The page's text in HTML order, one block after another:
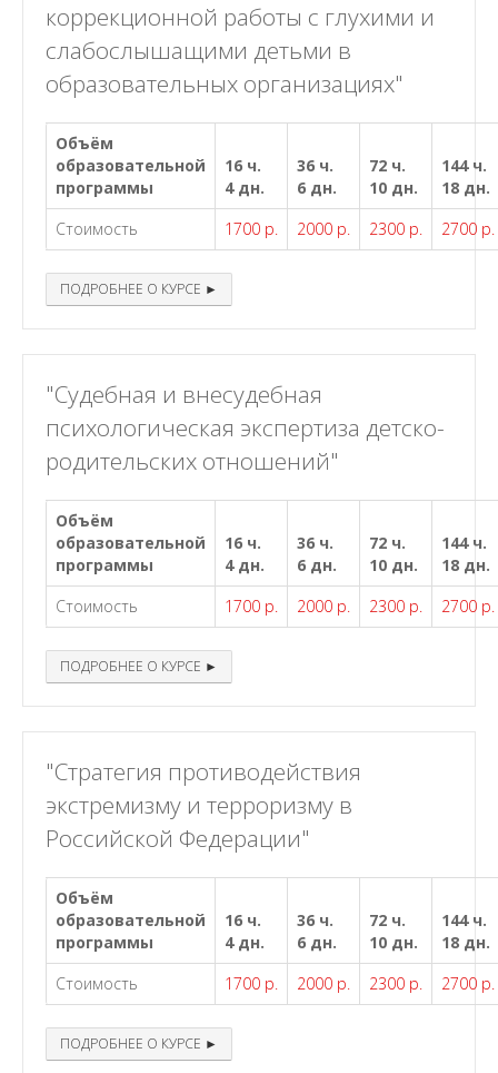
коррекционной работы с глухими и
слабослышащими детьми в
образовательных организациях"
Объём
образовательной
программы
16 ч.
4 дн.
36 ч.
6 дн.
72 ч.
10 дн.
144 ч.
18 дн.
Стоимость
1700 р. 2000 р. 2300 р. 2700 р.
ПОДРОБНЕЕ О КУРСЕ ►
"Судебная и внесудебная
психологическая экспертиза детско-
родительских отношений"
Объём
образовательной
программы
16 ч.
4 дн.
36 ч.
6 дн.
72 ч.
10 дн.
144 ч.
18 дн.
Стоимость
1700 р. 2000 р. 2300 р. 2700 р.
ПОДРОБНЕЕ О КУРСЕ ►
"Стратегия противодействия
экстремизму и терроризму в
Российской Федерации"
Объём
образовательной
программы
16 ч.
4 дн.
36 ч.
6 дн.
72 ч.
10 дн.
144 ч.
18 дн.
Стоимость
1700 р. 2000 р. 2300 р. 2700 р.
ПОДРОБНЕЕ О КУРСЕ ►